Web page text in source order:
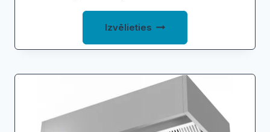
1917,31 €
Izvēlieties
This
has
variants.
The
options